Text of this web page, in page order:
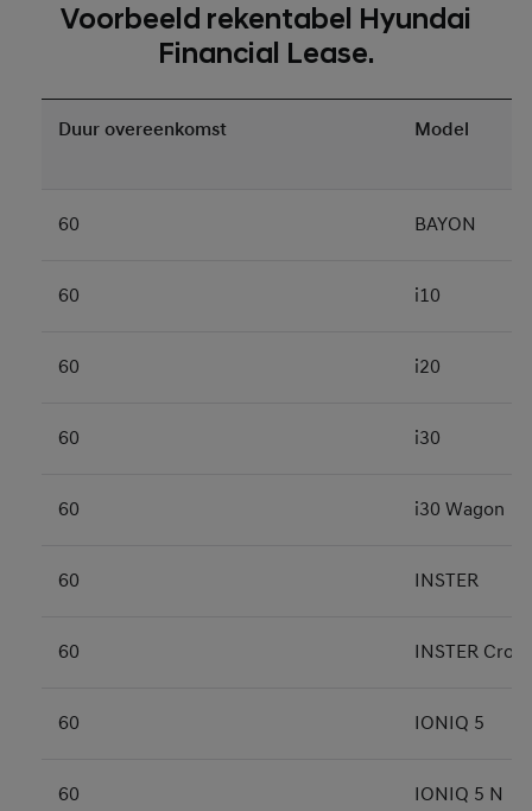
Voorbeeld rekentabel Hyundai
Financial Lease.
Duur overeenkomst Model
60 BAYON
60 i10
60 i20
60 i30
60 i30 Wagon
60 INSTER
60 INSTER Cross
60 IONIQ 5
60 IONIQ 5 N